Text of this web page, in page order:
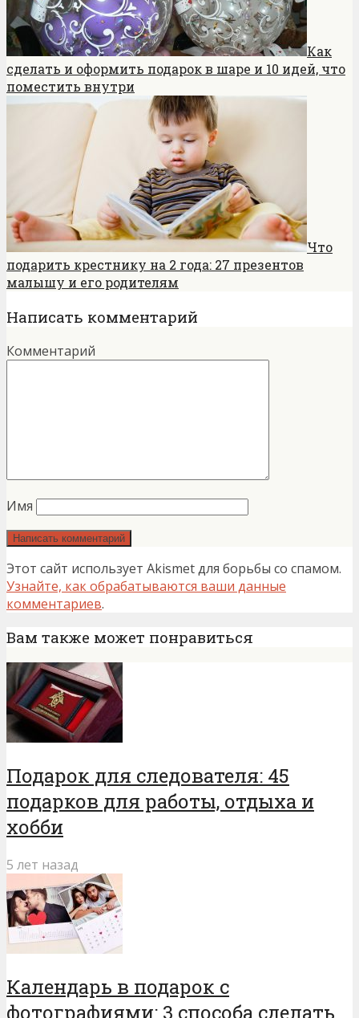
Как
сделать и оформить подарок в шаре и 10 идей, что
поместить внутри
Что
подарить крестнику на 2 года: 27 презентов
малышу и его родителям
Написать комментарий
Комментарий
Имя
Этот сайт использует Akismet для борьбы со спамом.
Узнайте, как обрабатываются ваши данные
комментариев.
Вам также может понравиться
Подарок для следователя: 45
подарков для работы, отдыха и
хобби
5 лет назад
Календарь в подарок с
фотографиями: 3 способа сделать